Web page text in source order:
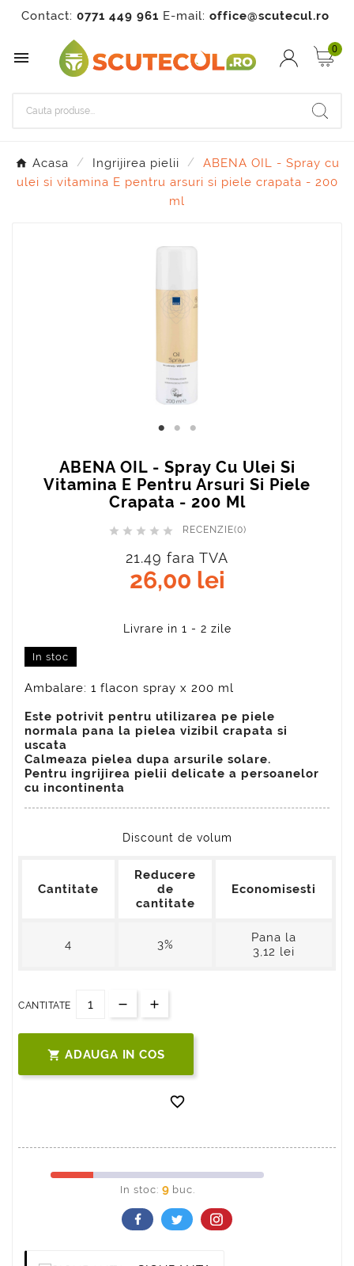
Contact: 0771 449 961 E-mail: office@scutecul.ro
 0
Acasa Ingrijirea pielii
ABENA OIL - Spray cu
ulei si vitamina E pentru arsuri si piele crapata - 200
ml
ABENA OIL - Spray Cu Ulei Si
Vitamina E Pentru Arsuri Si Piele
Crapata - 200 Ml
     RECENZIE(0)
21.49 fara TVA
26,00 lei
In stoc
Ambalare: 1 flacon spray x 200 ml
Este potrivit pentru utilizarea pe piele
normala pana la pielea vizibil crapata si
uscata
Calmeaza pielea dupa arsurile solare.
Pentru ingrijirea pielii delicate a persoanelor
cu incontinenta
Discount de volum
Cantitate
Reducere
de
cantitate
Economisesti
4 3%
Pana la
3,12 lei
CANTITATE
 ADAUGA IN COS

In stoc: 9buc.